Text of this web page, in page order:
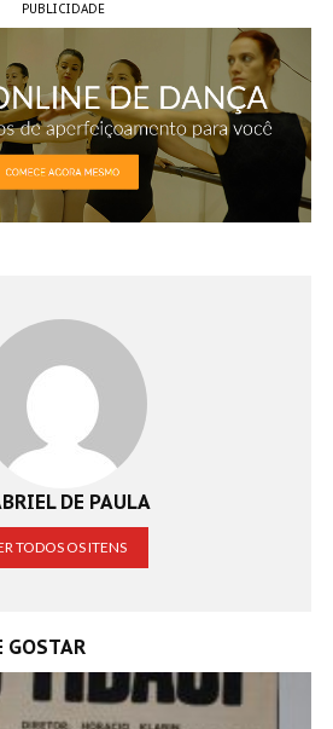
PUBLICIDADE
DE PAULA
TODOS OS ITENS
GOSTAR